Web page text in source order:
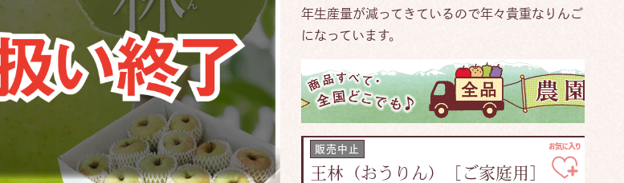
年生産量が減ってきているので年々貴重なりんご
になっています。
販売中止
王林（おうりん）［ご家庭用］